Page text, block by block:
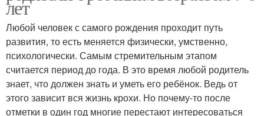
лет
Любой человек с самого рождения проходит путь
развития, то есть меняется физически, умственно,
психологически. Самым стремительным этапом
считается период до года. В это время любой родитель
знает, что должен знать и уметь его ребёнок. Ведь от
этого зависит вся жизнь крохи. Но почему-то после
отметки в один год многие перестают интересоваться